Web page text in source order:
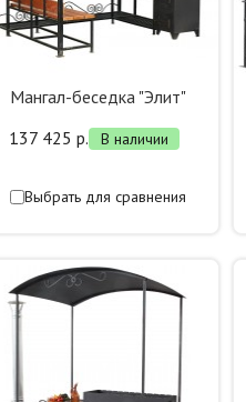
Мангал-беседка "Элит"
137 425 р.
В наличии
Выбрать для сравнения